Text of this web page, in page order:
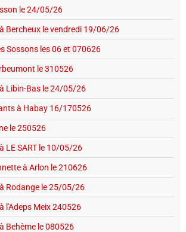
le 24/05/26
Bercheux le vendredi 19/06/26
Sossons les 06 et 070626
le 310526
Libin-Bas le 24/05/26
à Habay 16/170526
le 250526
LE SART le 10/05/26
à Arlon le 210626
Rodange le 25/05/26
l'Adeps Meix 240526
Behème le 080526